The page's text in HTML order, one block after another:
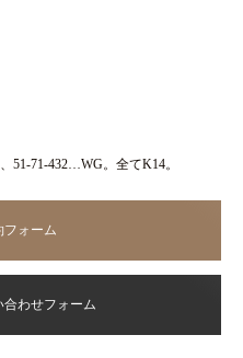
71-432…WG。全てK14。
フォーム
合わせフォーム